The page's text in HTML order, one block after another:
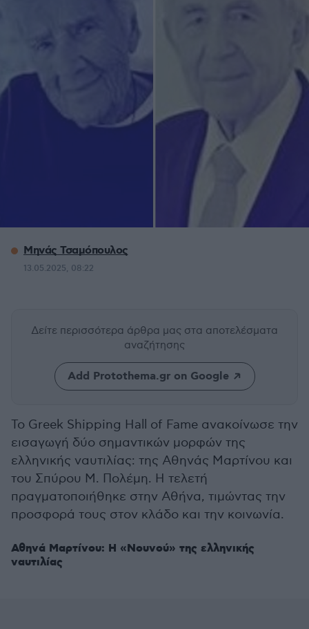
Μηνάς Τσαμόπουλος
13.05.2025, 08:22
Δείτε περισσότερα άρθρα μας στα αποτελέσματα
αναζήτησης
Add Protothema.gr on Google
Το Greek Shipping Hall of Fame ανακοίνωσε την
εισαγωγή δύο σημαντικών μορφών της
ελληνικής ναυτιλίας: της Αθηνάς Μαρτίνου και
του Σπύρου Μ. Πολέμη. Η τελετή
πραγματοποιήθηκε στην Αθήνα, τιμώντας την
προσφορά τους στον κλάδο και την κοινωνία.
Αθηνά Μαρτίνου: Η «Νουνού» της ελληνικής
ναυτιλίας